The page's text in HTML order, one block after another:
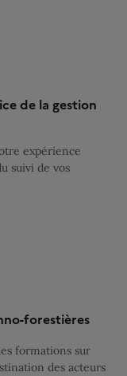
de la gestion
expérience
suivi de vos
forestières
formations sur
des acteurs